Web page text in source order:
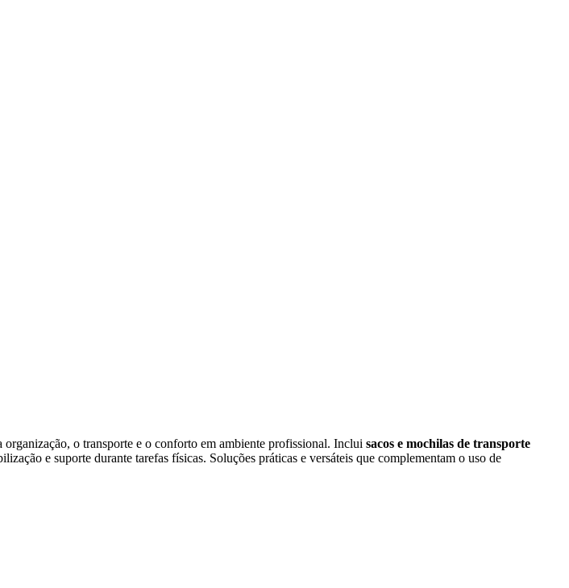
o transporte e o conforto em ambiente profissional. Inclui sacos e mochilas de transporte
e suporte durante tarefas físicas. Soluções práticas e versáteis que complementam o uso de